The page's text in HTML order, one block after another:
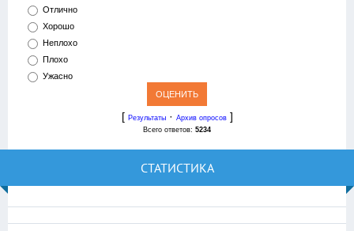
Отлично
Хорошо
Неплохо
Плохо
Ужасно
[ Результаты· Архив опросов]
Всего ответов: 5234
СТАТИСТИКА